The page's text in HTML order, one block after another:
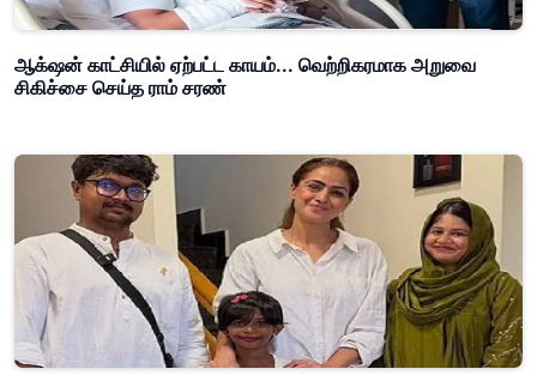
ஆக்‌ஷன் காட்சியில் ஏற்பட்ட காயம்... வெற்றிகரமாக அறுவை
சிகிச்சை செய்த ராம் சரண்